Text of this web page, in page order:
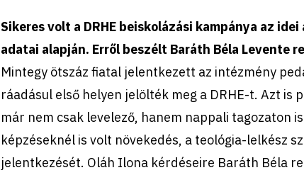
Sikeres volt a DRHE beiskolázási kampánya az
adatai alapján. Erről beszélt Baráth Béla Levente
Mintegy ötszáz fiatal jelentkezett az intézmény
ráadásul első helyen jelölték meg a DRHE-t. Azt
már nem csak levelező, hanem nappali tagozaton
képzéseknél is volt növekedés, a teológia-lelkész
jelentkezését. Oláh Ilona kérdéseire Baráth Béla